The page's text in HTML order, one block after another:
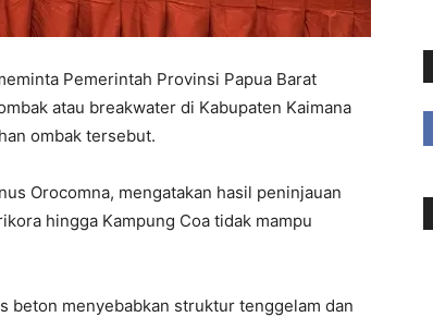
Pemerintah Provinsi Papua Barat
atau breakwater di Kabupaten Kaimana
ombak tersebut.
Orocomna, mengatakan hasil peninjauan
hingga Kampung Coa tidak mampu
beton menyebabkan struktur tenggelam dan